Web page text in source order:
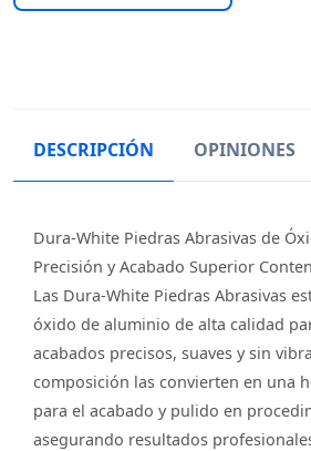
DESCRIPCIÓN OPINIONES
Dura-White Piedras Abrasivas de
Precisión y Acabado Superior
Las Dura-White Piedras Abrasivas
óxido de aluminio de alta calidad
acabados precisos, suaves y sin
composición las convierten en una
para el acabado y pulido en
asegurando resultados